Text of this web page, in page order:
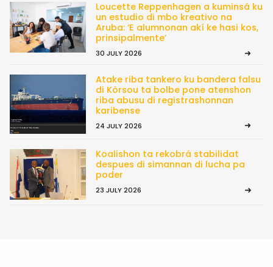
Loucette Reppenhagen a kuminsá ku
un estudio di mbo kreativo na
Aruba: ‘E alumnonan akí ke hasi kos,
prinsipalmente’
30 JULY 2026
Atake riba tankero ku bandera falsu
di Kòrsou ta bolbe pone atenshon
riba abusu di registrashonnan
karibense
24 JULY 2026
Koalishon ta rekobrá stabilidat
despues di simannan di lucha pa
poder
23 JULY 2026